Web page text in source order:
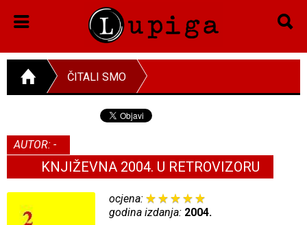
ČITALI SMO
AUTOR: -
KNJIŽEVNA 2004. U RETROVIZORU
ocjena:
godina izdanja: 2004.